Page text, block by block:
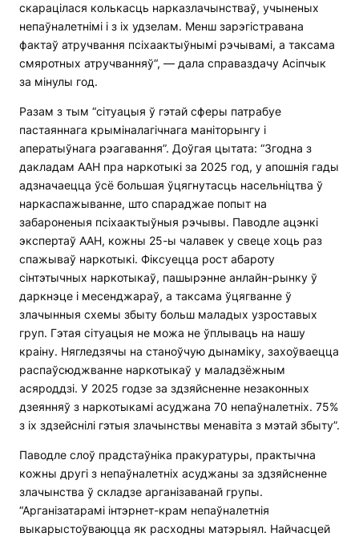
скарацілася колькасць нарказлачынстваў, учыненых
непаўналетнімі і з іх удзелам. Менш зарэгістравана
фактаў атручвання псіхаактыўнымі рэчывамі, а таксама
смяротных атручванняў“, — дала справаздачу Асіпчык
за мінулы год.
Разам з тым “сітуацыя ў гэтай сферы патрабуе
пастаяннага крыміналагічнага маніторынгу і
аператыўнага рэагавання”. Доўгая цытата: “Згодна з
дакладам ААН пра наркотыкі за 2025 год, у апошнія гады
адзначаецца ўсё большая ўцягнутасць насельніцтва ў
наркаспажыванне, што спараджае попыт на
забароненыя псіхаактыўныя рэчывы. Паводле ацэнкі
экспертаў ААН, кожны 25-ы чалавек у свеце хоць раз
спажываў наркотыкі. Фіксуецца рост абароту
сінтэтычных наркотыкаў, пашырэнне анлайн-рынку ў
даркнэце і месенджараў, а таксама ўцягванне ў
злачынныя схемы збыту больш маладых узроставых
груп. Гэтая сітуацыя не можа не ўплываць на нашу
краіну. Нягледзячы на станоўчую дынаміку, захоўваецца
распаўсюджванне наркотыкаў у маладзёжным
асяроддзі. У 2025 годзе за здзяйсненне незаконных
дзеянняў з наркотыкамі асуджана 70 непаўналетніх. 75%
з іх здзейснілі гэтыя злачынствы менавіта з мэтай збыту”.
Паводле слоў прадстаўніка пракуратуры, практычна
кожны другі з непаўналетніх асуджаны за здзяйсненне
злачынства ў складзе арганізаванай групы.
“Арганізатарамі інтэрнет-крам непаўналетнія
выкарыстоўваюцца як расходны матэрыял. Найчасцей